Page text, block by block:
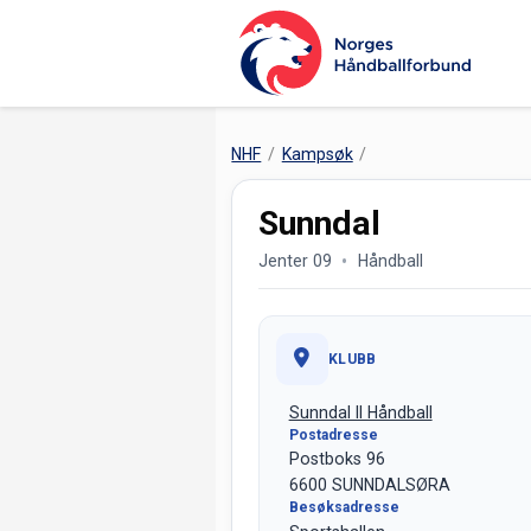
NHF Kampsøk
Sunndal
Jenter 09 Håndball
KLUBB
Sunndal Il Håndball
Postadresse
Postboks 96
6600 SUNNDALSØRA
Besøksadresse